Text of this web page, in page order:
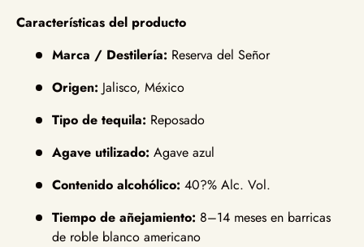
Características del producto
Marca / Destilería: Reserva del Señor
Origen: Jalisco, México
Tipo de tequila: Reposado
Agave utilizado: Agave azul
Contenido alcohólico: 40?% Alc. Vol.
Tiempo de añejamiento: 8–14 meses en barricas
de roble blanco americano